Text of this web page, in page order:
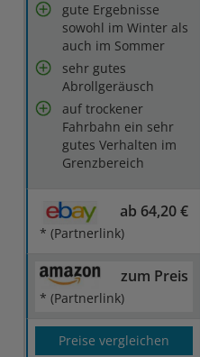
gute Ergebnisse
sowohl im Winter als
auch im Sommer
sehr gutes
Abrollgeräusch
auf trockener
Fahrbahn ein sehr
gutes Verhalten im
Grenzbereich
ab 64,20 €
* (Partnerlink)
zum Preis
* (Partnerlink)
Preise vergleichen